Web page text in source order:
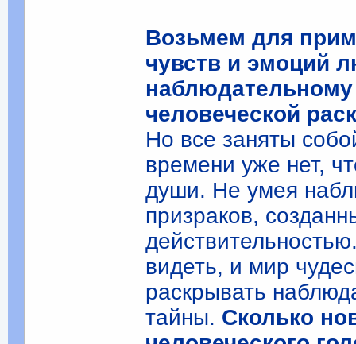
Возьмем для
чувств и эмоций
человеческой
Но все заняты
времени уже нет,
души. Не умея
призраков,
видеть, и мир
раскрывать
тайны. Сколько